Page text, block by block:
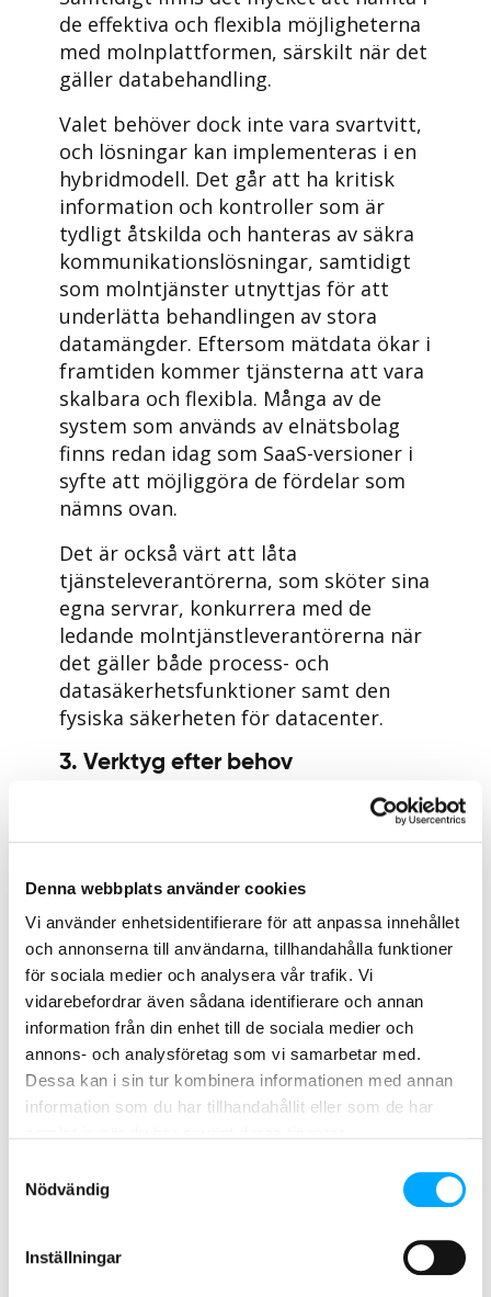
Denna webbplats använder cookies
Vi använder enhetsidentifierare för att anpassa innehållet
och annonserna till användarna, tillhandahålla funktioner
för sociala medier och analysera vår trafik. Vi
vidarebefordrar även sådana identifierare och annan
information från din enhet till de sociala medier och
annons- och analysföretag som vi samarbetar med.
Dessa kan i sin tur kombinera informationen med annan
information som du har tillhandahållit eller som de har
Nödvändig
Inställningar
de effektiva och flexibla möjligheterna
med molnplattformen, särskilt när det
gäller databehandling.
Valet behöver dock inte vara svartvitt,
och lösningar kan implementeras i en
hybridmodell. Det går att ha kritisk
information och kontroller som är
tydligt åtskilda och hanteras av säkra
kommunikationslösningar, samtidigt
som molntjänster utnyttjas för att
underlätta behandlingen av stora
datamängder. Eftersom mätdata ökar i
framtiden kommer tjänsterna att vara
skalbara och flexibla. Många av de
system som används av elnätsbolag
finns redan idag som SaaS-versioner i
syfte att möjliggöra de fördelar som
nämns ovan.
Det är också värt att låta
tjänsteleverantörerna, som sköter sina
egna servrar, konkurrera med de
ledande molntjänstleverantörerna när
det gäller både process- och
datasäkerhetsfunktioner samt den
fysiska säkerheten för datacenter.
3. Verktyg efter behov
Traditionellt har AMM-lösningar med
sina verktyg och system varit ganska
ett brett spektrum av funktioner,
varav endast en liten del används. Ändå
betalar användarna för hela paketet.
På samma sätt som internetteknik blir
grunden för systemen, så kommer
standardprogramvara och
applikationer att ersätta tung,
skräddarsydd programvara som
med bara ett klick i PowerBI, Qlik eller
ett liknande visualiseringsverktyg och
användaren själv!